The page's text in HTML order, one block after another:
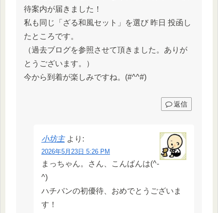
待案内が届きました！
私も同じ「ざる和風セット」を選び 昨日 投函し
たところです。
（過去ブログを参照させて頂きました。ありが
とうございます。）
今から到着が楽しみですね。(#^^#)
返信
小坊主 より:
2026年5月23日 5:26 PM
まっちゃん。さん、こんばんは(^-
^)
ハチバンの初優待、おめでとうございま
す！